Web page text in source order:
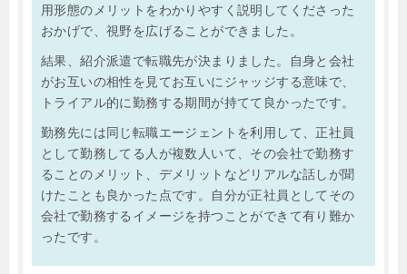
用形態のメリットをわかりやすく説明してくださった
おかげで、視野を広げることができました。
結果、紹介派遣で転職先が決まりました。自身と会社
がお互いの相性を見てお互いにジャッジする意味で、
トライアル的に勤務する期間が持てて良かったです。
勤務先には同じ転職エージェントを利用して、正社員
として勤務してる人が複数人いて、その会社で勤務す
ることのメリット、デメリットなどリアルな話しが聞
けたことも良かった点です。自分が正社員としてその
会社で勤務するイメージを持つことができて有り難か
ったです。